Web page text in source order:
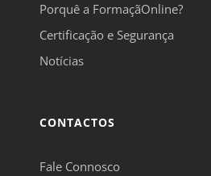
Porquê a FormaçãOnline?
Certificação e Segurança
Notícias
CONTACTOS
Fale Connosco